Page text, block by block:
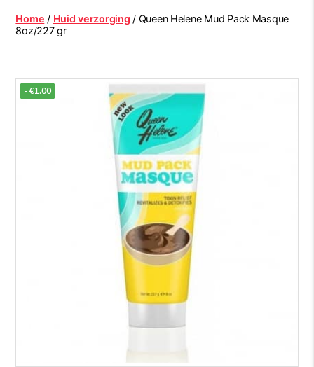
Beauty
Centre
Home / Huid verzorging / Queen Helene Mud Pack Masque
8oz/227 gr
-€1.00